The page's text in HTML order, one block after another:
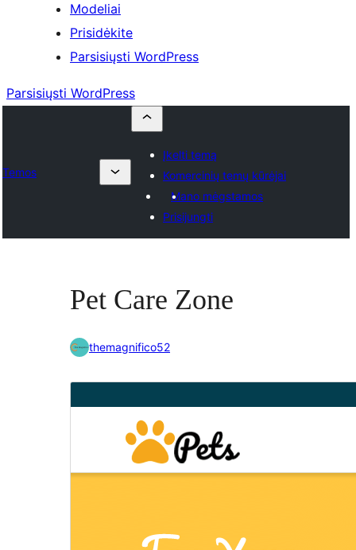
Modeliai
Prisidėkite
Parsisiųsti WordPress
Parsisiųsti WordPress
Temos
Įkelti temą
Komercinių temų kūrėjai
Mano mėgstamos
Prisijungti
Pet Care Zone
themagnifico52